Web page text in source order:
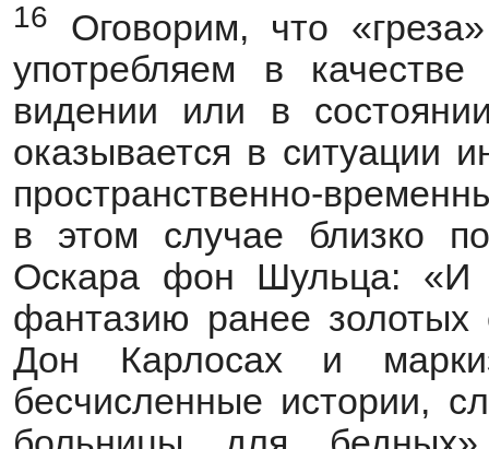
16
Оговорим, что
употребляем в
видении или в
оказывается в ситуации
пространственно-
в этом случае близко
Оскара фон Шульца: «И
фантазию ранее золотых
Дон Карлосах и
бесчисленные истории,